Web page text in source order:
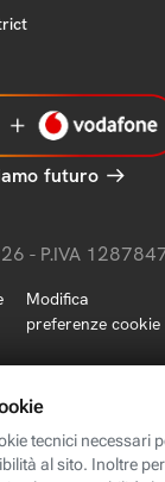
futuro
- P.IVA
Modifica
preferenze cookie